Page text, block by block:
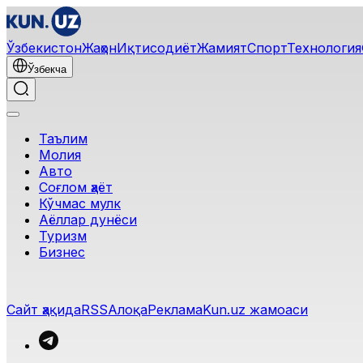
ЎзбекистонЖаҳонИқтисодиётЖамиятСпортТехнология
Ўзбекча
Таълим
Молия
Авто
Соғлом ҳаёт
Кўчмас мулк
Аёллар дунёси
Туризм
Бизнес
Сайт ҳақидаRSSАлоқаРекламаKun.uz жамоаси